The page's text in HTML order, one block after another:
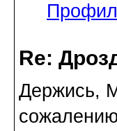
Re:
Держись,